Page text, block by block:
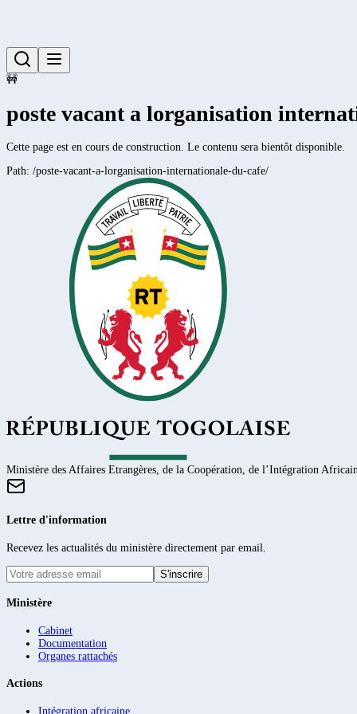
🚧
poste vacant a lorganisation
Cette page est en cours de construction. Le contenu sera bientôt disponible.
Path: /poste-vacant-a-lorganisation-internationale-du-cafe/
Ministère des Affaires Etrangères, de la Coopération, de l’Intégration
Lettre d'information
Recevez les actualités du ministère directement par email.
S'inscrire
Ministère
Cabinet
Documentation
Organes rattachés
Actions
Intégration africaine